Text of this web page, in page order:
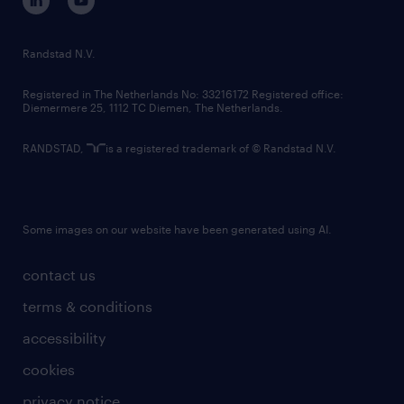
randstad innovation fund
country websites
contact us
terms & conditions
accessibility
cookies
Randstad N.V.
Registered in The Netherlands No: 33216172 Registered office:
Diemermere 25, 1112 TC Diemen, The Netherlands.
RANDSTAD, is a registered trademark of © Randstad N.V.
Some images on our website have been generated using AI.